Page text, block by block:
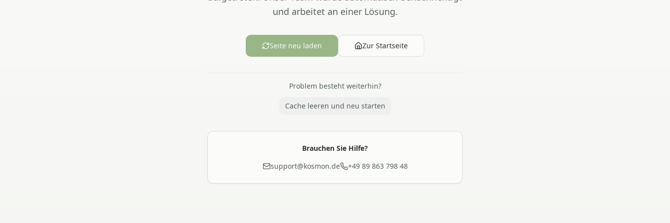
und arbeitet an einer Lösung.
Seite neu laden Zur Startseite
Problem besteht weiterhin?
Cache leeren und neu starten
Brauchen Sie Hilfe?
support@kosmon.de
+49 89 863 798 48